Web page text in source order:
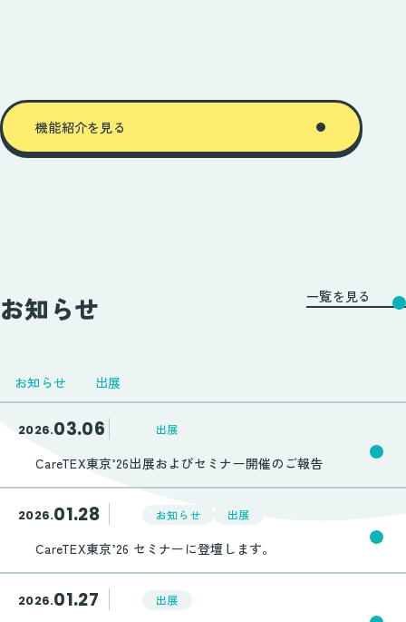
機能紹介を見る
お知らせ
お知らせ 出展
一覧を見る
2026.03.06 出展
CareTEX東京’26出展およびセミナー開催のご報告
2026.01.28 お知らせ 出展
CareTEX東京’26 セミナーに登壇します。
2026.01.27 出展